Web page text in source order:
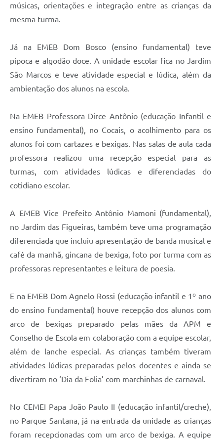
músicas, orientações e integração entre as crianças da
mesma turma.
Já na EMEB Dom Bosco (ensino fundamental) teve
pipoca e algodão doce. A unidade escolar fica no Jardim
São Marcos e teve atividade especial e lúdica, além da
ambientação dos alunos na escola.
Na EMEB Professora Dirce Antônio (educação Infantil e
ensino fundamental), no Cocais, o acolhimento para os
alunos foi com cartazes e bexigas. Nas salas de aula cada
professora realizou uma recepção especial para as
turmas, com atividades lúdicas e diferenciadas do
cotidiano escolar.
A EMEB Vice Prefeito Antônio Mamoni (fundamental),
no Jardim das Figueiras, também teve uma programação
diferenciada que incluiu apresentação de banda musical e
café da manhã, gincana de bexiga, foto por turma com as
professoras representantes e leitura de poesia.
E na EMEB Dom Agnelo Rossi (educação infantil e 1º ano
do ensino fundamental) houve recepção dos alunos com
arco de bexigas preparado pelas mães da APM e
Conselho de Escola em colaboração com a equipe escolar,
além de lanche especial. As crianças também tiveram
atividades lúdicas preparadas pelos docentes e ainda se
divertiram no ‘Dia da Folia’ com marchinhas de carnaval.
No CEMEI Papa João Paulo II (educação infantil/creche),
no Parque Santana, já na entrada da unidade as crianças
foram recepcionadas com um arco de bexiga. A equipe